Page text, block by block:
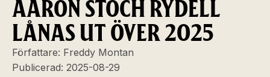
AARON STOCH RYDELL
LÅNAS UT ÖVER 2025
Författare: Freddy Montan
Publicerad: 2025-08-29